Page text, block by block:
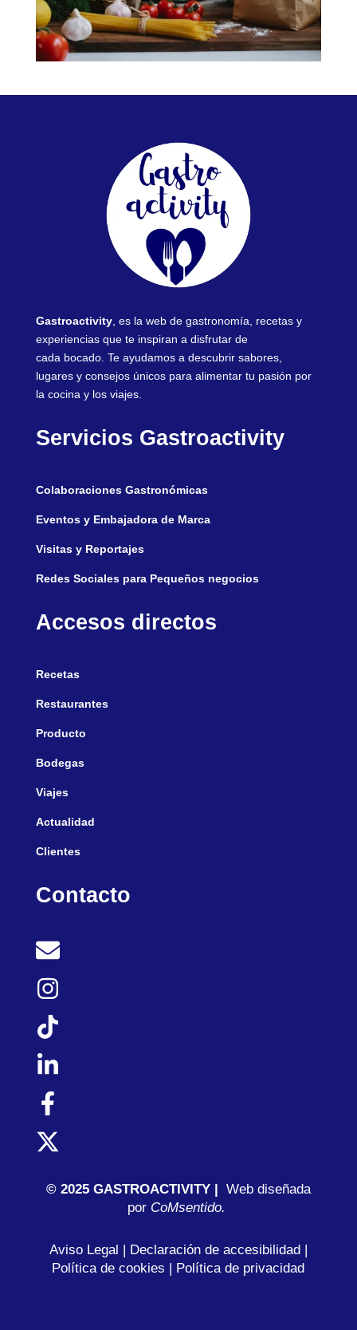
Gastroactivity, es la web de gastronomía, recetas y
experiencias que te inspiran a disfrutar de
cada bocado. Te ayudamos a descubrir sabores,
lugares y consejos únicos para alimentar tu pasión por
la cocina y los viajes.
Servicios Gastroactivity
Colaboraciones Gastronómicas
Eventos y Embajadora de Marca
Visitas y Reportajes
Redes Sociales para Pequeños negocios
Accesos directos
Recetas
Restaurantes
Producto
Bodegas
Viajes
Actualidad
Clientes
Contacto
© 2025 GASTROACTIVITY | Web diseñada
porCoMsentido.
Aviso Legal | Declaración de accesibilidad|
Política de cookies | Política de privacidad